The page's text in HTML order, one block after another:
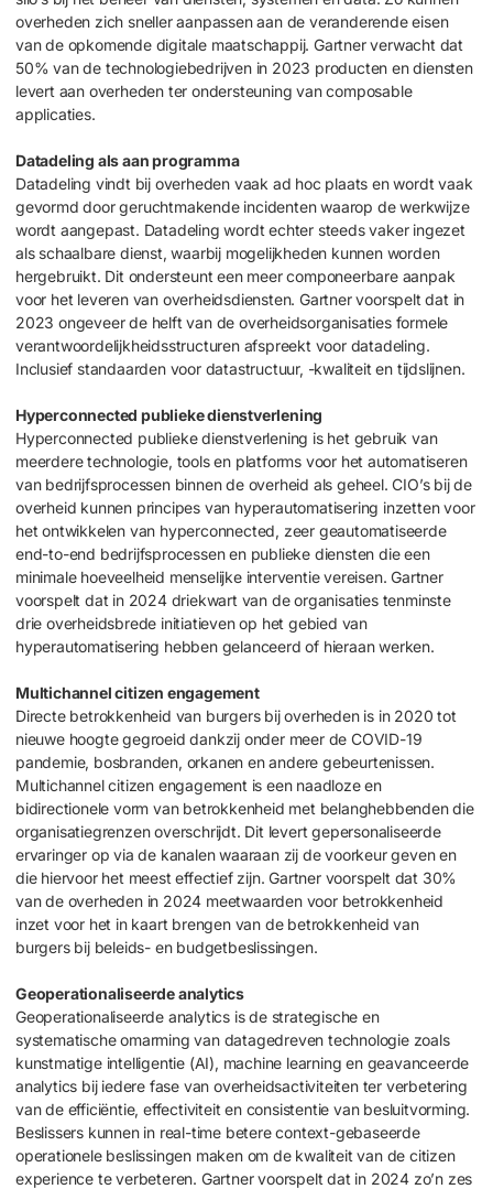
overheden zich sneller aanpassen aan de veranderende eisen
van de opkomende digitale maatschappij. Gartner verwacht dat
50% van de technologiebedrijven in 2023 producten en diensten
levert aan overheden ter ondersteuning van composable
applicaties.
Datadeling als aan programma
Datadeling vindt bij overheden vaak ad hoc plaats en wordt vaak
gevormd door geruchtmakende incidenten waarop de werkwijze
wordt aangepast. Datadeling wordt echter steeds vaker ingezet
als schaalbare dienst, waarbij mogelijkheden kunnen worden
hergebruikt. Dit ondersteunt een meer componeerbare aanpak
voor het leveren van overheidsdiensten. Gartner voorspelt dat in
2023 ongeveer de helft van de overheidsorganisaties formele
verantwoordelijkheidsstructuren afspreekt voor datadeling.
Inclusief standaarden voor datastructuur, -kwaliteit en tijdslijnen.
Hyperconnected publieke dienstverlening
Hyperconnected publieke dienstverlening is het gebruik van
meerdere technologie, tools en platforms voor het automatiseren
van bedrijfsprocessen binnen de overheid als geheel. CIO’s bij de
overheid kunnen principes van hyperautomatisering inzetten voor
het ontwikkelen van hyperconnected, zeer geautomatiseerde
end-to-end bedrijfsprocessen en publieke diensten die een
minimale hoeveelheid menselijke interventie vereisen. Gartner
voorspelt dat in 2024 driekwart van de organisaties tenminste
drie overheidsbrede initiatieven op het gebied van
hyperautomatisering hebben gelanceerd of hieraan werken.
Multichannel citizen engagement
Directe betrokkenheid van burgers bij overheden is in 2020 tot
nieuwe hoogte gegroeid dankzij onder meer de COVID-19
pandemie, bosbranden, orkanen en andere gebeurtenissen.
Multichannel citizen engagement is een naadloze en
bidirectionele vorm van betrokkenheid met belanghebbenden die
organisatiegrenzen overschrijdt. Dit levert gepersonaliseerde
ervaringer op via de kanalen waaraan zij de voorkeur geven en
die hiervoor het meest effectief zijn. Gartner voorspelt dat 30%
van de overheden in 2024 meetwaarden voor betrokkenheid
inzet voor het in kaart brengen van de betrokkenheid van
burgers bij beleids- en budgetbeslissingen.
Geoperationaliseerde analytics
Geoperationaliseerde analytics is de strategische en
systematische omarming van datagedreven technologie zoals
kunstmatige intelligentie (AI), machine learning en geavanceerde
analytics bij iedere fase van overheidsactiviteiten ter verbetering
van de efficiëntie, effectiviteit en consistentie van besluitvorming.
Beslissers kunnen in real-time betere context-gebaseerde
operationele beslissingen maken om de kwaliteit van de citizen
experience te verbeteren. Gartner voorspelt dat in 2024 zo’n zes